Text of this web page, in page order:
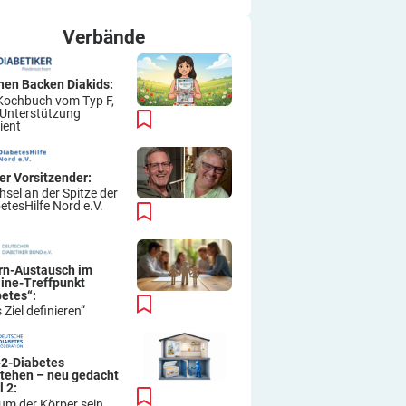
Viel ErfolgVerbände
Backen Diakids:
vom Typ F,
Vorsitzender:
an der Spitze der
Nord e.V.
Austausch im
Treffpunkt
Ziel definieren“
Diabetes
– neu gedacht
2: